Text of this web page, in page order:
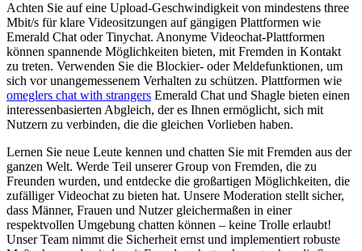
Achten Sie auf eine Upload-Geschwindigkeit von mindestens three
Mbit/s für klare Videositzungen auf gängigen Plattformen wie
Emerald Chat oder Tinychat. Anonyme Videochat-Plattformen
können spannende Möglichkeiten bieten, mit Fremden in Kontakt
zu treten. Verwenden Sie die Blockier- oder Meldefunktionen, um
sich vor unangemessenem Verhalten zu schützen. Plattformen wie
omeglers chat with strangers Emerald Chat und Shagle bieten einen
interessenbasierten Abgleich, der es Ihnen ermöglicht, sich mit
Nutzern zu verbinden, die die gleichen Vorlieben haben.
Lernen Sie neue Leute kennen und chatten Sie mit Fremden aus der
ganzen Welt. Werde Teil unserer Group von Fremden, die zu
Freunden wurden, und entdecke die großartigen Möglichkeiten, die
zufälliger Videochat zu bieten hat. Unsere Moderation stellt sicher,
dass Männer, Frauen und Nutzer gleichermaßen in einer
respektvollen Umgebung chatten können – keine Trolle erlaubt!
Unser Team nimmt die Sicherheit ernst und implementiert robuste